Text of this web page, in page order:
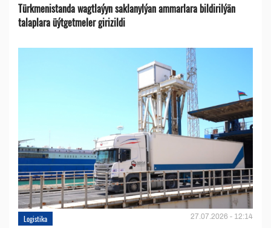
Türkmenistanda wagtlaýyn saklanylýan ammarlara bildirilýän
talaplara üýtgetmeler girizildi
Logistika 27.07.2026 - 12:14